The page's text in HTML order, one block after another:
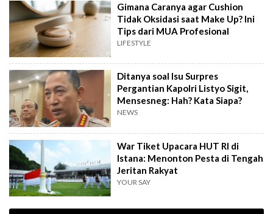
Gimana Caranya agar Cushion
Tidak Oksidasi saat Make Up? Ini
Tips dari MUA Profesional
LIFESTYLE
Ditanya soal Isu Surpres
Pergantian Kapolri Listyo Sigit,
Mensesneg: Hah? Kata Siapa?
NEWS
War Tiket Upacara HUT RI di
Istana: Menonton Pesta di Tengah
Jeritan Rakyat
YOUR SAY